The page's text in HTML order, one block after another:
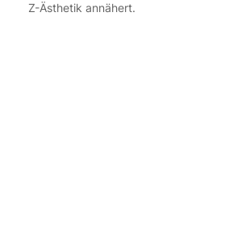
Z-Ästhetik annähert.